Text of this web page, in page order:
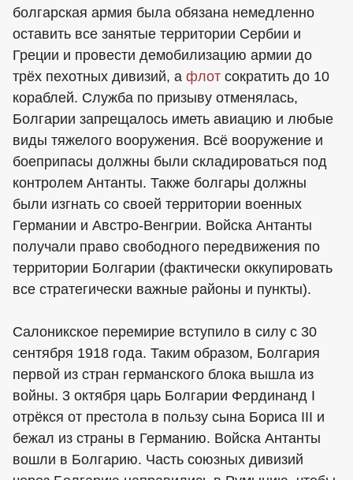
болгарская армия была обязана немедленно
оставить все занятые территории Сербии и
Греции и провести демобилизацию армии до
трёх пехотных дивизий, а флот сократить до 10
кораблей. Служба по призыву отменялась,
Болгарии запрещалось иметь авиацию и любые
виды тяжелого вооружения. Всё вооружение и
боеприпасы должны были складироваться под
контролем Антанты. Также болгары должны
были изгнать со своей территории военных
Германии и Австро-Венгрии. Войска Антанты
получали право свободного передвижения по
территории Болгарии (фактически оккупировать
все стратегически важные районы и пункты).
Салоникское перемирие вступило в силу с 30
сентября 1918 года. Таким образом, Болгария
первой из стран германского блока вышла из
войны. 3 октября царь Болгарии Фердинанд I
отрёкся от престола в пользу сына Бориса III и
бежал из страны в Германию. Войска Антанты
вошли в Болгарию. Часть союзных дивизий